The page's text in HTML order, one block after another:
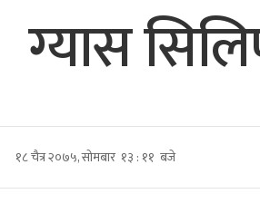
ग्यास
१८ चैत्र २०७५, सोमबार १३ : ११ बजे